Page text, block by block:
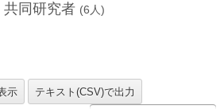
共同研究者 (6 人)